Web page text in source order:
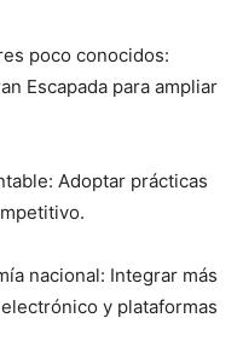
poco conocidos:
Escapada para ampliar
Adoptar prácticas
nacional: Integrar más
y plataformas